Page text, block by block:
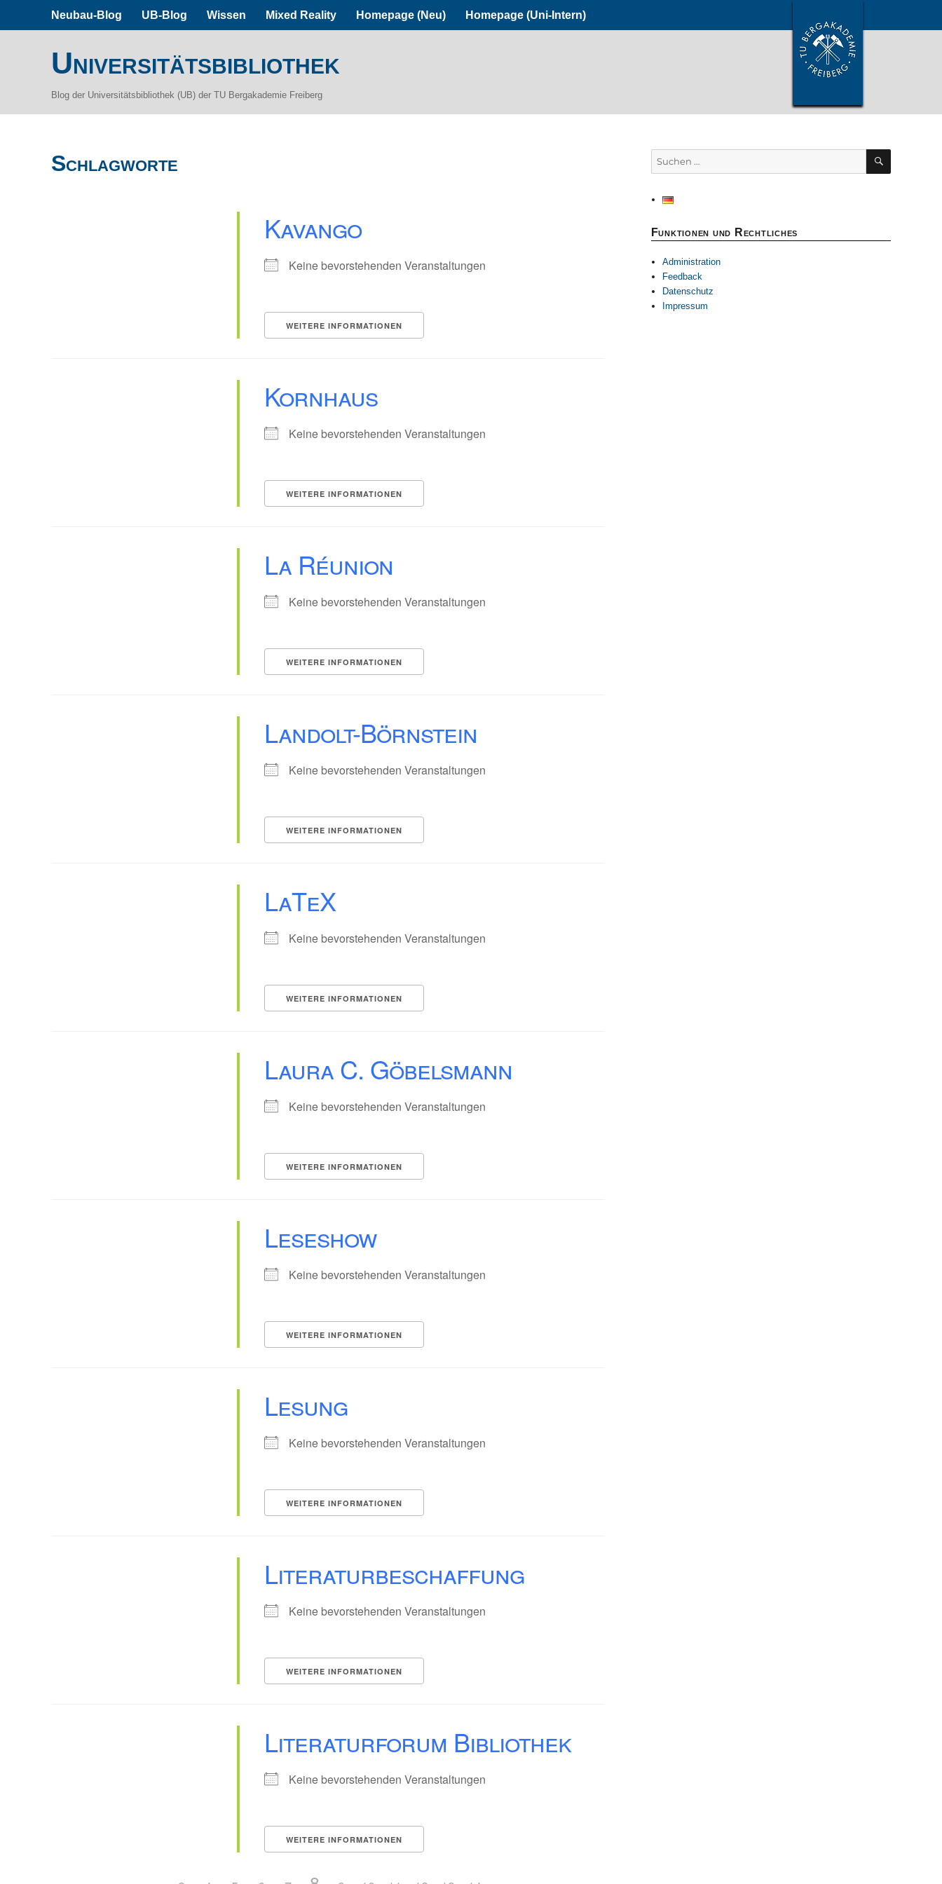
Neubau-Blog UB-Blog Wissen Mixed Reality Homepage (Neu) Homepage (Uni-Intern)
Universitätsbibliothek
Blog der Universitätsbibliothek (UB) der TU Bergakademie Freiberg
Schlagworte
Kavango
Keine bevorstehenden Veranstaltungen
WEITERE INFORMATIONEN
Kornhaus
Keine bevorstehenden Veranstaltungen
WEITERE INFORMATIONEN
La Réunion
Keine bevorstehenden Veranstaltungen
WEITERE INFORMATIONEN
Landolt-Börnstein
Keine bevorstehenden Veranstaltungen
WEITERE INFORMATIONEN
LaTeX
Keine bevorstehenden Veranstaltungen
WEITERE INFORMATIONEN
Laura C. Göbelsmann
Keine bevorstehenden Veranstaltungen
WEITERE INFORMATIONEN
Leseshow
Keine bevorstehenden Veranstaltungen
WEITERE INFORMATIONEN
Lesung
Keine bevorstehenden Veranstaltungen
WEITERE INFORMATIONEN
Literaturbeschaffung
Keine bevorstehenden Veranstaltungen
WEITERE INFORMATIONEN
Literaturforum Bibliothek
Keine bevorstehenden Veranstaltungen
WEITERE INFORMATIONEN
Suchen
nach:
SUCHEN
Funktionen und Rechtliches
Administration
Feedback
Datenschutz
Impressum